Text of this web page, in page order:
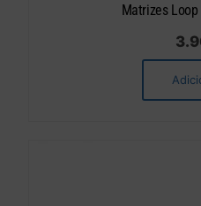
Matrizes